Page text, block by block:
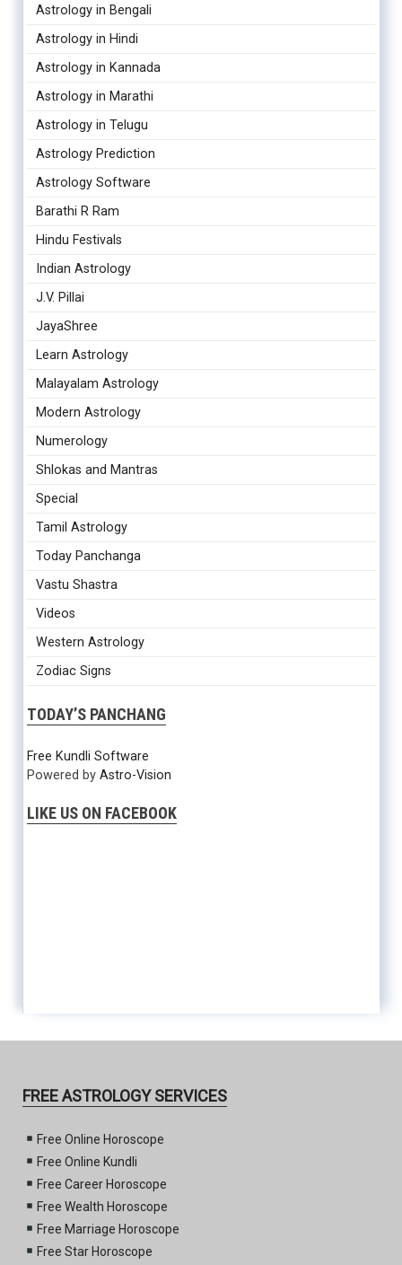
Astrology in Bengali
Astrology in Hindi
Astrology in Kannada
Astrology in Marathi
Astrology in Telugu
Astrology Prediction
Astrology Software
Barathi R Ram
Hindu Festivals
Indian Astrology
J.V. Pillai
JayaShree
Learn Astrology
Malayalam Astrology
Modern Astrology
Numerology
Shlokas and Mantras
Special
Tamil Astrology
Today Panchanga
Vastu Shastra
Videos
Western Astrology
Zodiac Signs
TODAY’S PANCHANG
Free Kundli Software
Powered by Astro-Vision
LIKE US ON FACEBOOK
FREE ASTROLOGY SERVICES
Free Online Horoscope
Free Online Kundli
Free Career Horoscope
Free Wealth Horoscope
Free Marriage Horoscope
Free Star Horoscope